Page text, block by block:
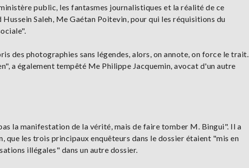
public, les fantasmes journalistiques et la réalité de ce
Saleh, Me Gaétan Poitevin, pour qui les réquisitions du
des photographies sans légendes, alors, on annote, on force le trait.
a également tempêté Me Philippe Jacquemin, avocat d'un autre
la manifestation de la vérité, mais de faire tomber M. Bingui". Il a
que les trois principaux enquêteurs dans le dossier étaient "mis en
illégales" dans un autre dossier.